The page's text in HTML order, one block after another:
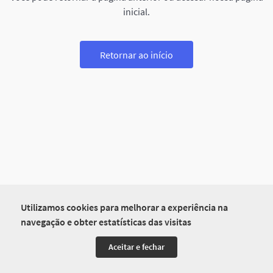
Utilizamos cookies para melhorar a experiência na
navegação e obter estatísticas das visitas
Aceitar e fechar
inicial.
Retornar ao início